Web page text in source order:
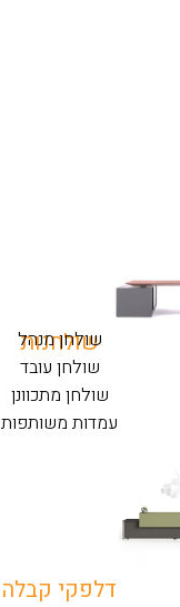
שולחנות
שולחן מנהל
שולחן עובד
שולחן מתכוונן
עמדות משותפות
דלפקי קבלה